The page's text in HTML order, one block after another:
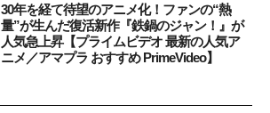
30年を経て待望のアニメ化！ファンの“熱
量”が生んだ復活新作『鉄鍋のジャン！』が
人気急上昇【プライムビデオ 最新の人気ア
ニメ／アマプラ おすすめ PrimeVideo】